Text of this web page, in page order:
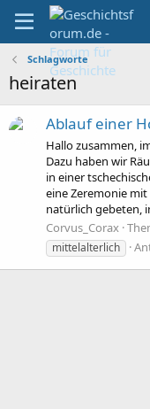
Schlagworte
heiraten
Ablauf einer
Hallo zusammen,
Dazu haben wir
in einer
eine Zeremonie
natürlich gebeten,
Corvus_Corax
mittelalterlich